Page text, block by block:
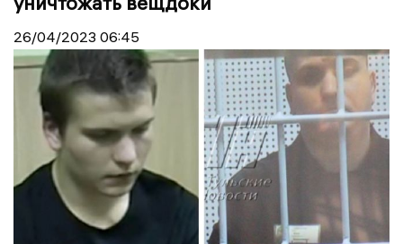
26/04/2023 06:45